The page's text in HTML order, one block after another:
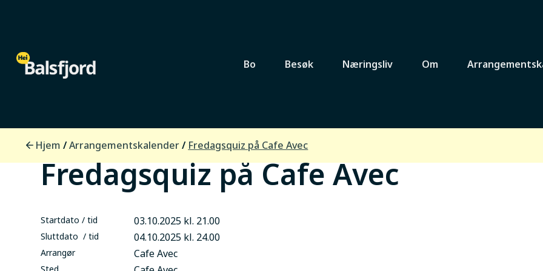
Bo Besøk Næringsliv Om
Hjem /Arrangementskalender/ Fredagsquiz på Cafe Avec
Fredagsquiz på Cafe Avec
Startdato / tid 03.10.2025 kl. 21.00
Sluttdato / tid 04.10.2025 kl. 24.00
Arrangør Cafe Avec